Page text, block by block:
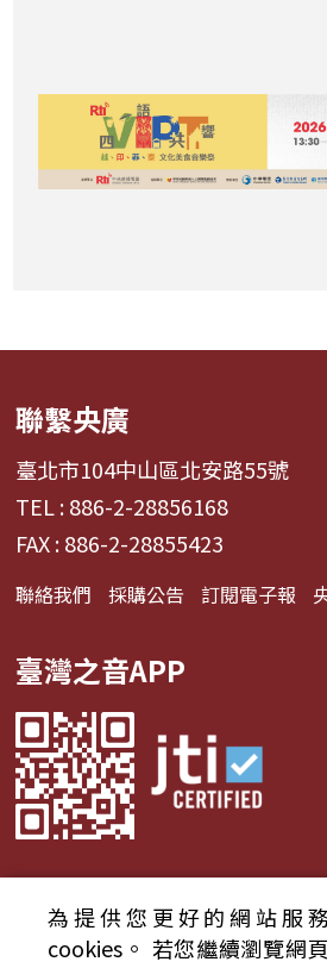
聯繫央廣
臺北市104中山區北安路55號
TEL : 886-2-28856168
FAX : 886-2-28855423
聯絡我們 採購公告 訂閱電子報
臺灣之音APP
© 2024財團法人中央廣播
為提供您更好的網站服
cookies。 若您繼續瀏覽網